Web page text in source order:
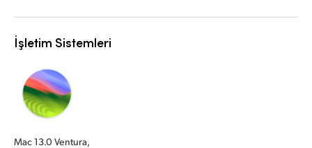
İşletim Sistemleri
Mac 13.0 Ventura,